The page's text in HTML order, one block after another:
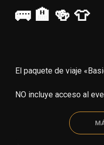
🚌 🏨 🍻 👕
El paquete de viaje
NO incluye acceso al